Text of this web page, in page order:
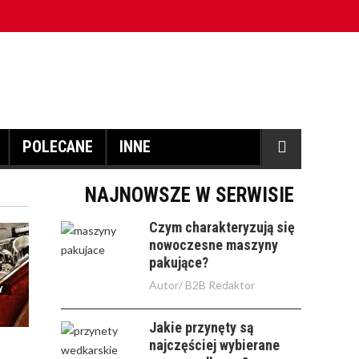
POLECANE INNE
NAJNOWSZE W SERWISIE
Czym charakteryzują się
nowoczesne maszyny
pakujące?
Autor/ B2B Redaktor
Jakie przynęty są
najczęściej wybierane